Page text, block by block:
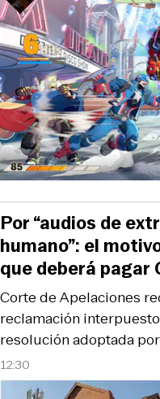
12:30
Corte de Apelaciones
reclamación
resolución adoptada
Por “audios de
humano”: el
que deberá pagar